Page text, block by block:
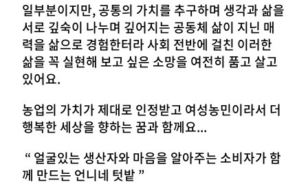
일부분이지만, 공통의 가치를 추구하며 생각과 삶을
서로 깊숙이 나누며 깊어지는 공동체 삶이 지닌 매
력을 삶으로 경험한터라 사회 전반에 걸친 이러한
삶을 꼭 실현해 보고 싶은 소망을 여전히 품고 살고
있어요.
농업의 가치가 제대로 인정받고 여성농민이라서 더
행복한 세상을 향하는 꿈과 함께요...
“ 얼굴있는 생산자와 마음을 알아주는 소비자가 함
께 만드는 언니네 텃밭 ”